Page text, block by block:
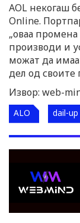
AOL некогаш
Online.
„оваа
производи и
можат да
дел од своите
Извор: web-
ALO dail-up